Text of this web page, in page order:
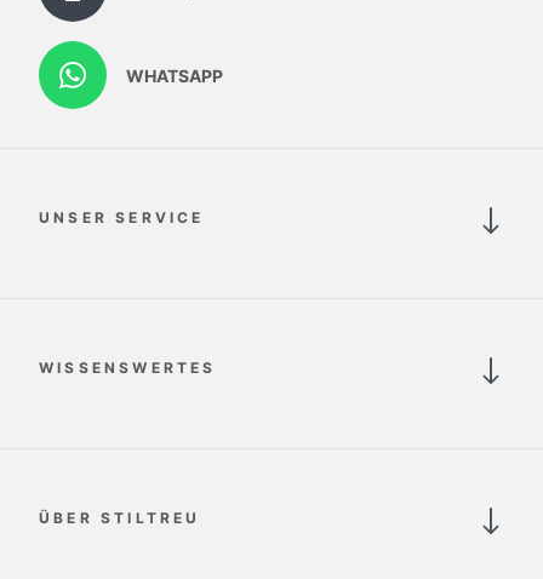
WHATSAPP
UNSER SERVICE
WISSENSWERTES
ÜBER STILTREU